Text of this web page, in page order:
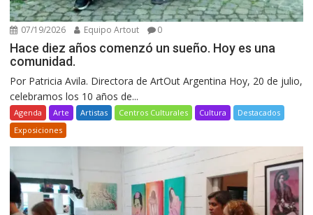
07/19/2026 Equipo Artout 0
Hace diez años comenzó un sueño. Hoy es una
comunidad.
Por Patricia Avila. Directora de ArtOut Argentina Hoy, 20 de julio,
celebramos los 10 años de...
Agenda Arte Artistas Centros Culturales Cultura
Destacados
Exposiciones